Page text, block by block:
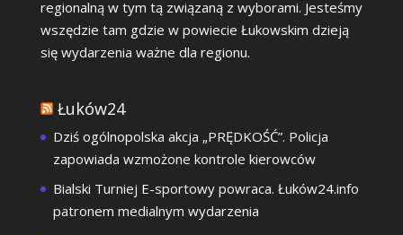
regionalną w tym tą związaną z wyborami. Jesteśmy
wszędzie tam gdzie w powiecie Łukowskim dzieją
się wydarzenia ważne dla regionu.
Łuków24
Dziś ogólnopolska akcja „PRĘDKOŚĆ”. Policja
zapowiada wzmożone kontrole kierowców
Bialski Turniej E-sportowy powraca. Łuków24.info
patronem medialnym wydarzenia